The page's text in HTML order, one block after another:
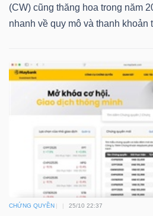
(CW) cũng thăng hoa trong năm
nhanh về quy mô và thanh khoản
CHỨNG QUYỀN 25/10 22:37
CỤ
ĐẦU
TƯ
TRUY
LIỆU